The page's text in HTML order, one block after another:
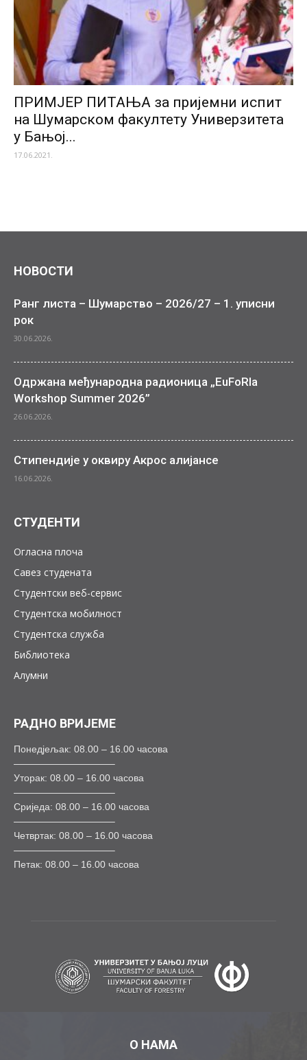
ПРИМЈЕР ПИТАЊА за пријемни испит
на Шумарском факултету Универзитета
у Бањој...
17.06.2021.
НОВОСТИ
Ранг листа – Шумарство – 2026/27 – 1. уписни
рок
30.06.2026.
Одржана међународна радионица „EuFoRIa
Workshop Summer 2026”
26.06.2026.
Стипендије у оквиру Акрос алијансе
16.06.2026.
СТУДЕНТИ
Огласна плоча
Савез студената
Студентски веб-сервис
Студентска мобилност
Студентска служба
Библиотека
Алумни
РАДНО ВРИЈЕМЕ
Понедјељак: 08.00 – 16.00 часова
——————————–
Уторак: 08.00 – 16.00 часова
——————————–
Сриједа: 08.00 – 16.00 часова
——————————–
Четвртак: 08.00 – 16.00 часова
——————————–
Петак: 08.00 – 16.00 часова
О НАМА